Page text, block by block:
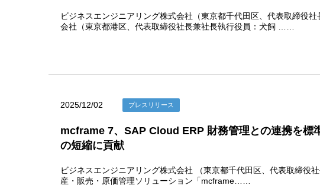
ビジネスエンジニアリング株式会社（東京都千代田区、代表取締役
会社（東京都港区、代表取締役社長兼社長執行役員：犬飼 ……
2025/12/02 プレスリリース
mcframe 7、SAP Cloud ERP 財務管理との連携を標
の短縮に貢献
ビジネスエンジニアリング株式会社 （東京都千代田区、代表取締役
産・販売・原価管理ソリューション「mcframe……